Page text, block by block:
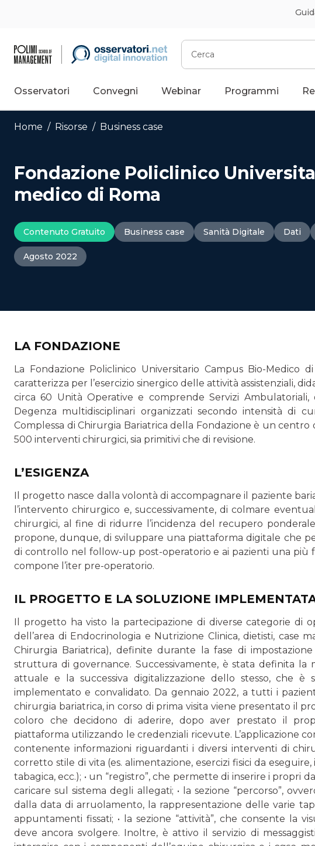
Cerca
Osservatori Convegni Webinar Programmi
Home / Risorse / Business case
Fondazione Policlinico
medico di Roma
Contenuto Gratuito Business case Sanità Digitale Dati
Agosto 2022
LA FONDAZIONE
La Fondazione Policlinico Universitario Campus Bio-Medico
caratterizza per l’esercizio sinergico delle attività assistenziali,
circa 60 Unità Operative e comprende Servizi
Degenza multidisciplinari organizzati secondo intensità di
Complessa di Chirurgia Bariatrica della Fondazione è un
500 interventi chirurgici, sia primitivi che di revisione.
L’ESIGENZA
Il progetto nasce dalla volontà di accompagnare il paziente
l’intervento chirurgico e, successivamente, di colmare
chirurgici, al fine di ridurre l’incidenza del recupero ponderale
propone, dunque, di sviluppare una piattaforma digitale che
di controllo nel follow-up post-operatorio e ai pazienti una più
compone l’iter pre-operatorio.
IL PROGETTO E LA SOLUZIONE
Il progetto ha visto la partecipazione di diverse categorie di
dell’area di Endocrinologia e Nutrizione Clinica, dietisti, case
Chirurgia Bariatrica), definite durante la fase di
struttura di governance. Successivamente, è stata definita
attuale e la successiva digitalizzazione dello stesso, che è
implementato e convalidato. Da gennaio 2022, a tutti i
chirurgia bariatrica, in corso di prima visita viene presentato il
coloro che decidono di aderire, dopo aver prestato il
piattaforma utilizzando le credenziali ricevute. L’applicazione
contenente informazioni riguardanti i diversi interventi di
corretto stile di vita (es. alimentazione, esercizi fisici da
tabagica, ecc.); • un “registro”, che permette di inserire i propri
caricare sul sistema degli allegati; • la sezione “percorso”,
dalla data di arruolamento, la rappresentazione delle varie
appuntamenti fissati; • la sezione “attività”, che consente la
deve ancora svolgere. Inoltre, è attivo il servizio di